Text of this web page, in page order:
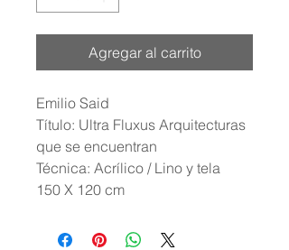
Agregar al carrito
Emilio Said
Título: Ultra Fluxus Arquitecturas
que se encuentran
Técnica: Acrílico / Lino y tela
150 X 120 cm